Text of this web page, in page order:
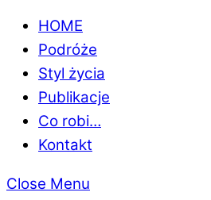
HOME
Podróże
Styl życia
Publikacje
Co robi…
Kontakt
Close Menu